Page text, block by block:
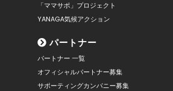
「ママサポ」プロジェクト
YANAGA気候アクション
パートナー
パートナー 一覧
オフィシャルパートナー募集
サポーティングカンパニー募集